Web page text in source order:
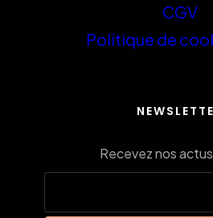
CGV
Politique de
Recevez nos